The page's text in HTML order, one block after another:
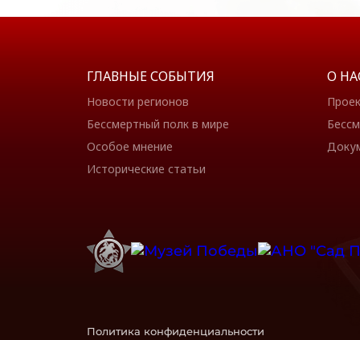
ГЛАВНЫЕ СОБЫТИЯ
Новости регионов
Бессмертный полк в мире
Особое мнение
Исторические статьи
О
Политика конфиденциальности